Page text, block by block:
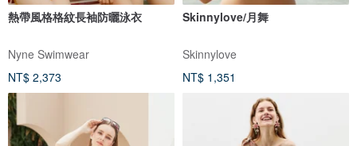
熱帶風格格紋長袖防曬泳衣
Nyne Swimwear
NT$ 2,373
Skinnylove/月舞
Skinnylove
NT$ 1,351